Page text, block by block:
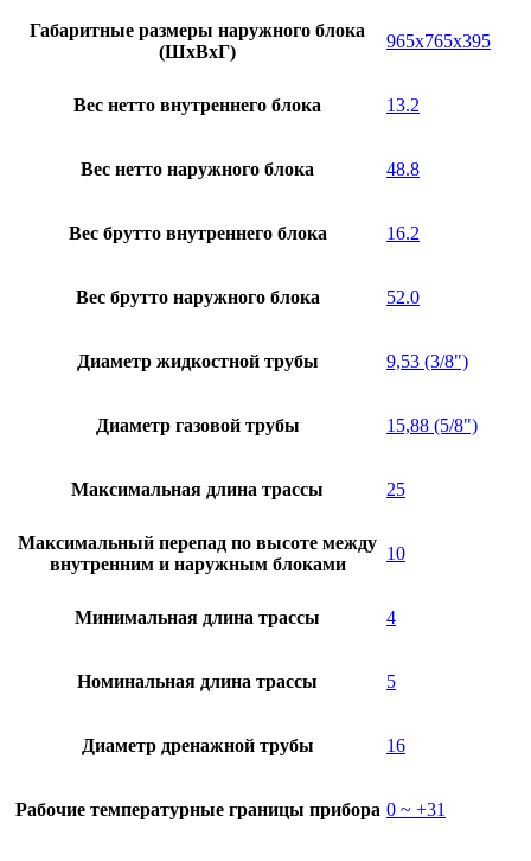
Габаритные размеры наружного блока
(ШxВxГ)
965x765x395
Вес нетто внутреннего блока 13.2
Вес нетто наружного блока 48.8
Вес брутто внутреннего блока 16.2
Вес брутто наружного блока 52.0
Диаметр жидкостной трубы 9,53 (3/8")
Диаметр газовой трубы 15,88 (5/8")
Максимальная длина трассы 25
Максимальный перепад по высоте между
внутренним и наружным блоками
10
Минимальная длина трассы 4
Номинальная длина трассы 5
Диаметр дренажной трубы 16
Рабочие температурные границы прибора 0 ~ +31